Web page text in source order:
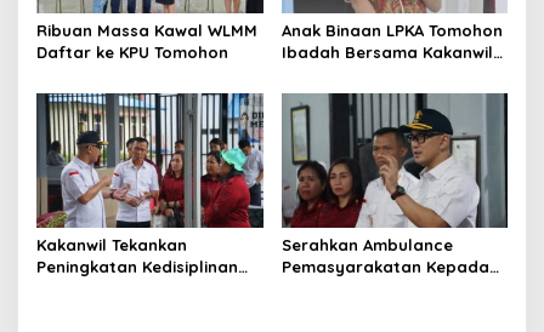
Ribuan Massa Kawal WLMM
Daftar ke KPU Tomohon
Anak Binaan LPKA Tomohon
Ibadah Bersama Kakanwil
Kakanwil Tekankan
Peningkatan Kedisiplinan
Serahkan Ambulance
Pemasyarakatan Kepada